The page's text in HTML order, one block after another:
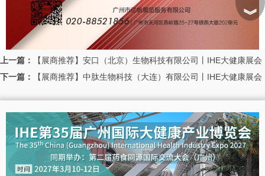
上一篇：
【展商推荐】安口（北京）生物科技有限公司丨IHE大健康展会
下一篇：
【展商推荐】中肽生物科技（大连）有限公司丨IHE大健康展会
︾